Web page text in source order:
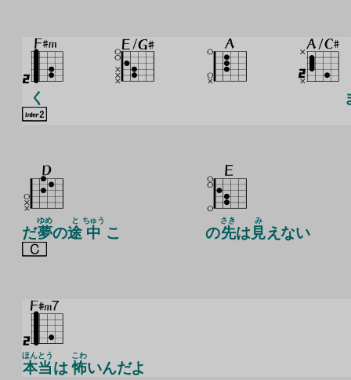
く
だ夢
ゆめ
の途
と
中
ちゅう
こ の先
さき
は 見
み
えない
本当
ほんとう
は怖
こわ
いんだよ